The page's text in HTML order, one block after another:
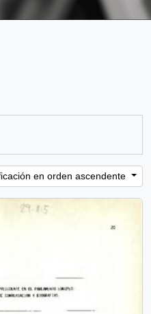
en orden ascendente